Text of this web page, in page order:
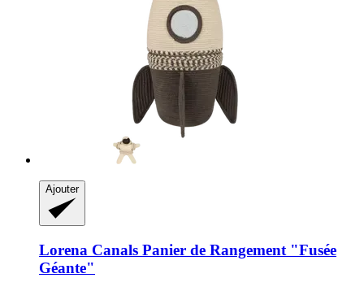
Ajouter
Lorena Canals Panier de Rangement "Fusée
Géante"